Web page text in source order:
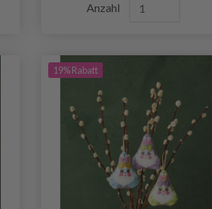
Anzahl
19% Rabatt